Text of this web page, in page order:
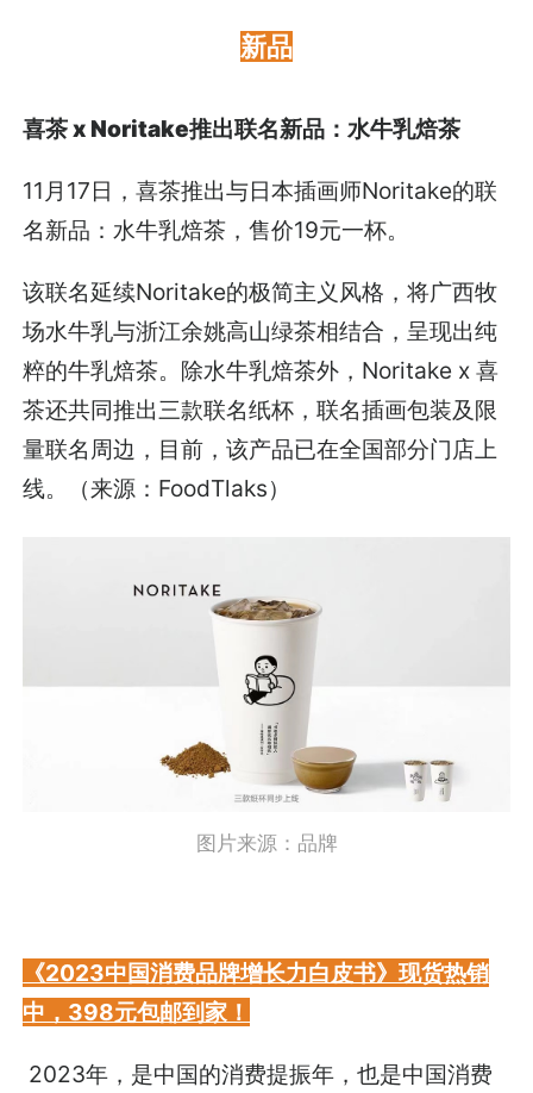
新品
喜茶 x Noritake推出联名新品：水牛乳焙茶
11月17日，喜茶推出与日本插画师Noritake的联
名新品：水牛乳焙茶，售价19元一杯。
该联名延续Noritake的极简主义风格，将广西牧
场水牛乳与浙江余姚高山绿茶相结合，呈现出纯
粹的牛乳焙茶。除水牛乳焙茶外，Noritake x 喜
茶还共同推出三款联名纸杯，联名插画包装及限
量联名周边，目前，该产品已在全国部分门店上
线。（来源：FoodTlaks）
图片来源：品牌
《2023中国消费品牌增长力白皮书》现货热销
中，398元包邮到家！
2023年，是中国的消费提振年，也是中国消费